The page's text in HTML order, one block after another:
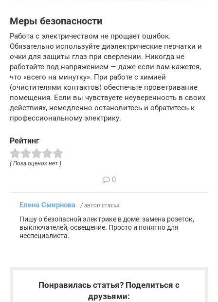
Меры безопасности
Работа с электричеством не прощает ошибок.
Обязательно используйте диэлектрические перчатки и
очки для защиты глаз при сверлении. Никогда не
работайте под напряжением — даже если вам кажется,
что «всего на минутку». При работе с химией
(очистителями контактов) обеспечьте проветривание
помещения. Если вы чувствуете неуверенность в своих
действиях, немедленно остановитесь и обратитесь к
профессиональному электрику.
Рейтинг
( Пока оценок нет )
0
Елена Смирнова / автор статьи
Пишу о безопасной электрике в доме: замена розеток,
выключателей, освещение. Просто и понятно для
неспециалиста.
Понравилась статья? Поделиться с
друзьями: